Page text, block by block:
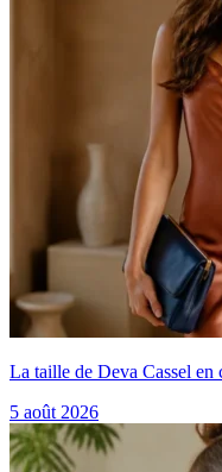
La taille de Deva Cassel en
5 août 2026